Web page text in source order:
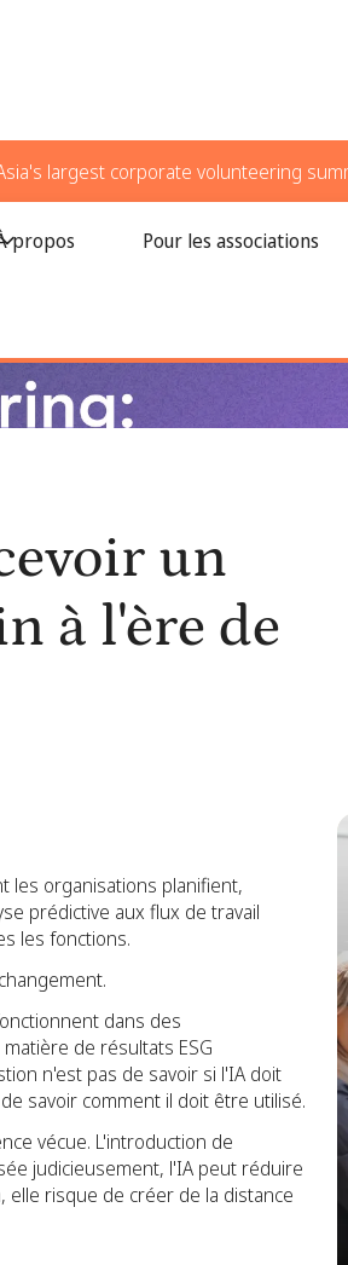
largest corporate volunteering
propos Pour les associations
de l'automatisation
un
à l'ère de
les organisations planifient,
prédictive aux flux de travail
les fonctions.
dans des
de résultats ESG
n'est pas de savoir si l'IA doit
savoir comment il doit être utilisé.
vécue. L'introduction de
judicieusement, l'IA peut réduire
elle risque de créer de la distance